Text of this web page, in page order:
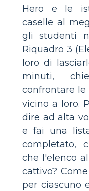
Hero e le
caselle al
gli studenti
Riquadro 3
loro di
minuti,
confrontare
vicino a loro.
dire ad alta
e fai una
completato,
che l'elenco
cattivo?
per ciascuno